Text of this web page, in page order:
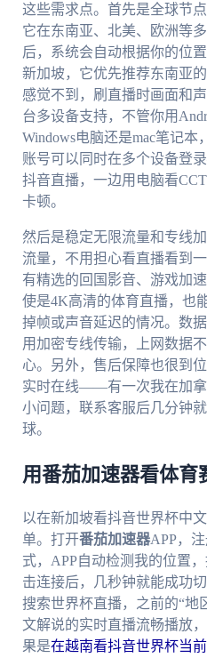
这些需求点。首先是全球节
它在东南亚、北美、欧洲等
后，系统会自动根据你的位
新加坡，它优先推荐东南亚
感觉不到，刷直播时画面和
台多设备支持，不管你用
Windows电脑还是mac笔记
账号可以同时在多个设备登
抖音直播，一边用电脑看
卡顿。
然后是稳定无限流量和专线加
流量，不用担心看直播看到
有精选的回国影音、游戏加
使是4K高清的体育直播，也
掉帧或声音延迟的情况。数
用加密专线传输，上网数据
心。另外，售后保障也很到
实时在线——有一次我在加拿
小问题，联系客服后几分钟
球。
用番茄加速器看体育
以在新加坡看抖音世界杯中
单。打开番茄加速器APP，
式，APP自动检测我的位置
击连接后，几秒钟就能成功
搜索世界杯直播，之前的“地
文解说的实时直播流畅播放
果是在越南看抖音世界杯当